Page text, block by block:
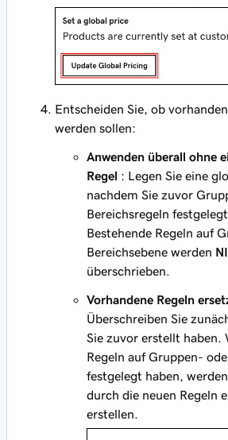
Entscheiden Sie, ob
werden sollen:
Anwenden überall ohne
Regel : Legen Sie eine
nachdem Sie zuvor
Bereichsregeln festgelegt
Bestehende Regeln auf
Bereichsebene werden
überschrieben.
Vorhandene Regeln
Überschreiben Sie
Sie zuvor erstellt haben.
Regeln auf Gruppen-
festgelegt haben,
durch die neuen Regeln
erstellen.